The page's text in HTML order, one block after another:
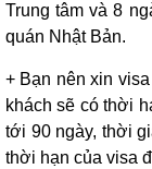
Trung tâm và 8
quán Nhật Bản.
+ Bạn nên xin
khách sẽ có thời
tới 90 ngày, thời
thời hạn của visa